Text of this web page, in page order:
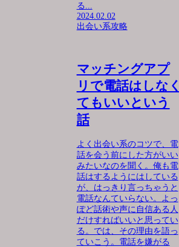
る...
2024.02.02
出会い系攻略
マッチングアプ
リで電話はしなく
てもいいという
話
よく出会い系のコツで、電
話を会う前にした方がいい
みたいなのを聞く。俺も電
話はするようにはしている
が、はっきり言っちゃうと
電話なんていらない。よっ
ぽど話術や声に自信ある人
だけすればいいと思ってい
る。では、その理由を語っ
ていこう。電話を嫌がる